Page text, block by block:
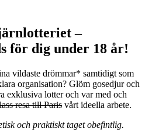
–
för dig under 18 år!
vildaste drömmar* samtidigt som
organisation? Glöm gosedjur och
exklusiva lotter och var med och
resa till Paris vårt ideella arbete.
och praktiskt taget obefintlig.